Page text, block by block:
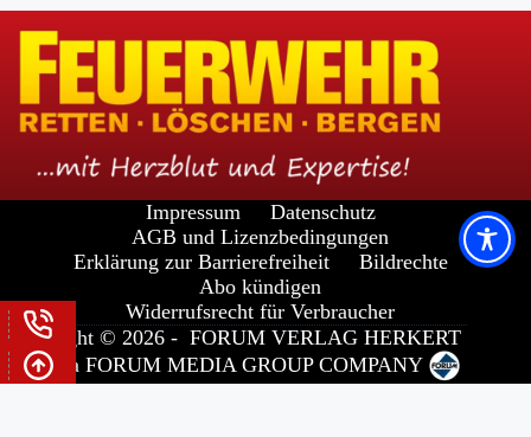
Impressum
Datenschutz
AGB und Lizenzbedingungen
Erklärung zur Barrierefreiheit
Bildrechte
Abo kündigen
Widerrufsrecht für Verbraucher
Copyright © 2026 - FORUM VERLAG HERKERT
GMBH
aFORUM MEDIA GROUPCOMPANY